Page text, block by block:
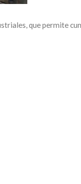
que permite